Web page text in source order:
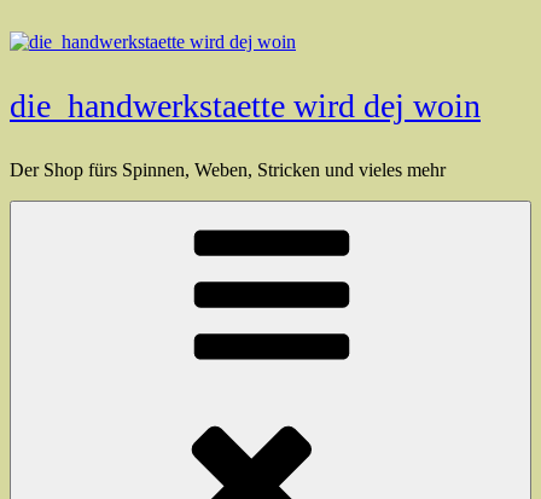
Inhalt
die_handwerkstaette wird dej woin
Der Shop fürs Spinnen, Weben, Stricken und vieles mehr